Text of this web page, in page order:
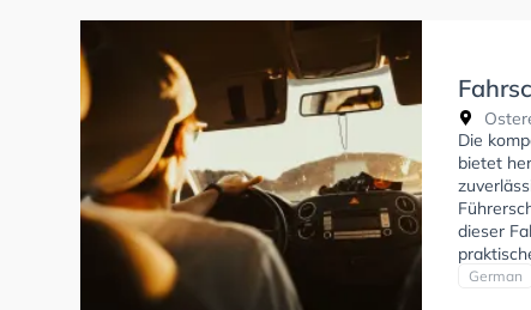
Die
bietet
dieser
deinen
German